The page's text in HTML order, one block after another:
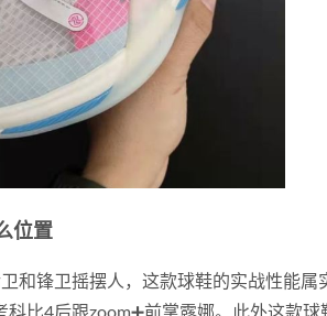
位置
和锋卫摇摆人，这款球鞋的实战性能